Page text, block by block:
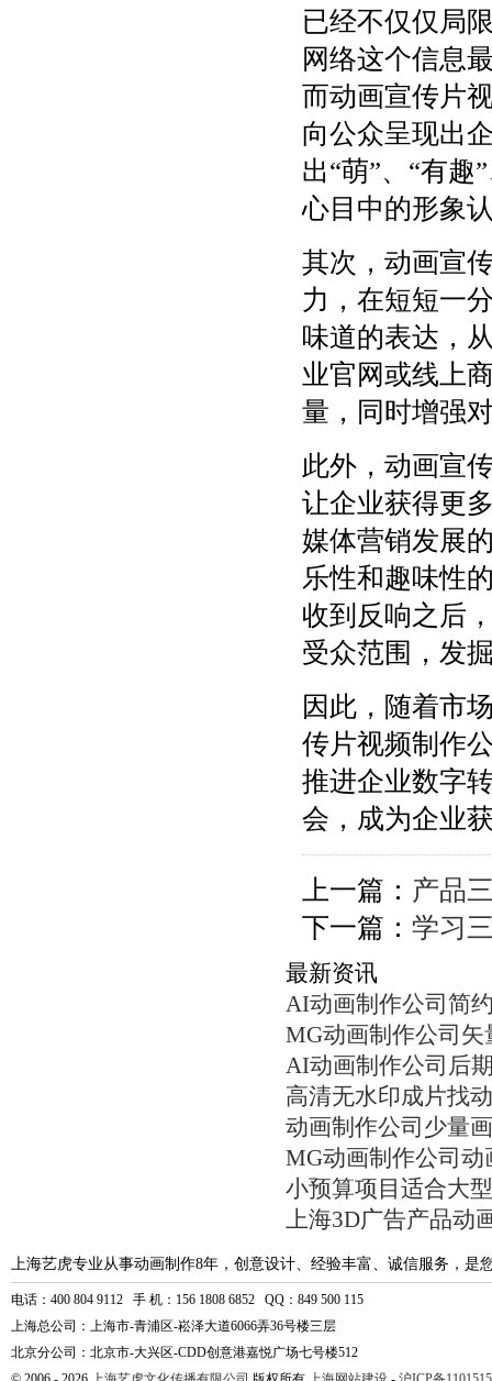
已经不仅仅局
网络这个信息
而动画宣传片
向公众呈现出
出“萌”、“有趣
心目中的形象
其次，动画宣
力，在短短一
味道的表达，
业官网或线上
量，同时增强
此外，动画宣
让企业获得更
媒体营销发展
乐性和趣味性
收到反响之后
受众范围，发
因此，随着市
传片视频制作
推进企业数字
会，成为企业
上一篇： 产品
下一篇： 学习
最新资讯
AI动画制作公司简
MG动画制作公司
AI动画制作公司后
高清无水印成片找
动画制作公司少量
MG动画制作公司
小预算项目适合大
上海3D广告产品动
上海艺虎专业从事动画制作8年，创意设计、经验丰富、诚信服务，是
电话：400 804 9112 手 机：156 1808 6852 QQ：849 500 115
上海总公司：上海市-青浦区-崧泽大道6066弄36号楼三层
北京分公司：北京市-大兴区-CDD创意港嘉悦广场七号楼512